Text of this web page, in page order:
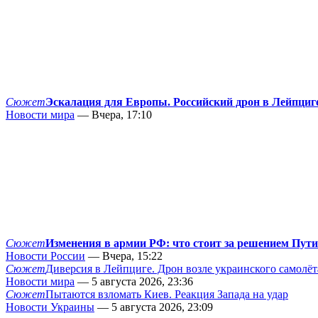
СюжетЭскалация для Европы. Российский дрон в
Новости мира — Вчера, 17:10
СюжетИзменения в армии РФ: что стоит за решением
Новости России — Вчера, 15:22
СюжетДиверсия в Лейпциге. Дрон возле украинского
Новости мира — 5 августа 2026, 23:36
СюжетПытаются взломать Киев. Реакция Запада на удар
Новости Украины — 5 августа 2026, 23:09